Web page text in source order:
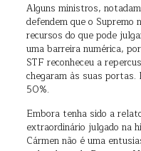
Alguns ministros,
defendem que o Supremo
recursos do que pode
uma barreira numérica,
STF reconheceu a
chegaram às suas
50%.
Embora tenha sido a
extraordinário julgado na
Cármen não é uma